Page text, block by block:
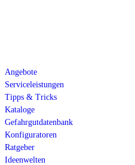
Angebote
Serviceleistungen
Tipps & Tricks
Kataloge
Gefahrgutdatenbank
Konfiguratoren
Ratgeber
Ideenwelten